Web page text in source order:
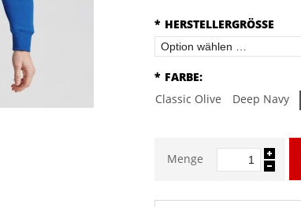
* HERSTELLERGRÖSSE
* FARBE:
Classic Olive
Deep Navy
Menge